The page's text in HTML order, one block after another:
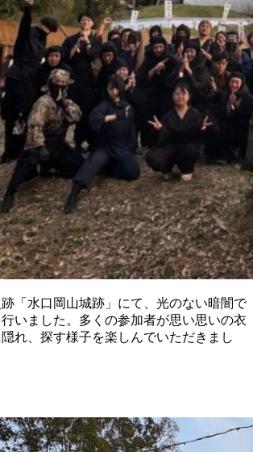
「水口岡山城跡」にて、光のない暗闇で
いました。多くの参加者が思い思いの衣
れ、探す様子を楽しんでいただきまし